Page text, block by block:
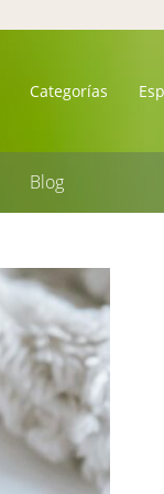
Categorías
Blog